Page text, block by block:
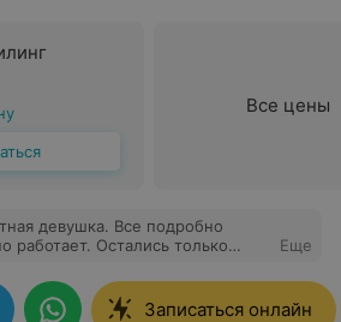
Все цены
девушка. Все подробно
работает. Остались только
Еще
Записаться онлайн